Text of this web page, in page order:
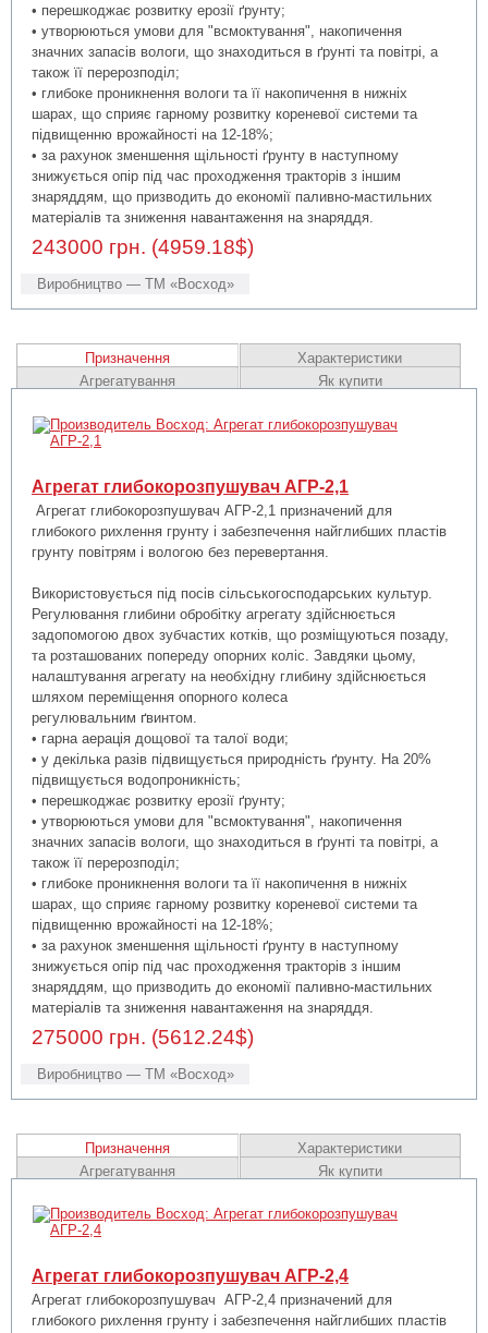
• перешкоджає розвитку ерозії ґрунту;
• утворюються умови для "всмоктування", накопичення
значних запасів вологи, що знаходиться в ґрунті та повітрі, а
також її перерозподіл;
• глибоке проникнення вологи та її накопичення в нижніх
шарах, що сприяє гарному розвитку кореневої системи та
підвищенню врожайності на 12-18%;
• за рахунок зменшення щільності ґрунту в наступному
знижується опір під час проходження тракторів з іншим
знаряддям, що призводить до економії паливно-мастильних
матеріалів та зниження навантаження на знаряддя.
243000 грн. (4959.18$)
Виробництво — ТМ «Восход»
Призначення
Характеристики
Агрегатування
Як купити
Агрегат глибокорозпушувач АГР-2,1
Агрегат глибокорозпушувач АГР-2,1 призначений для
глибокого рихлення грунту і забезпечення найглибших пластів
грунту повітрям і вологою без перевертання.
Використовується під посів сільськогосподарських культур.
Регулювання глибини обробітку агрегату здійснюється
задопомогою двох зубчастих котків, що розміщуються позаду,
та розташованих попереду опорних коліс. Завдяки цьому,
налаштування агрегату на необхідну глибину здійснюється
шляхом переміщення опорного колеса
регулювальним ґвинтом.
• гарна аерація дощової та талої води;
• у декілька разів підвищується природність ґрунту. На 20%
підвищується водопроникність;
• перешкоджає розвитку ерозії ґрунту;
• утворюються умови для "всмоктування", накопичення
значних запасів вологи, що знаходиться в ґрунті та повітрі, а
також її перерозподіл;
• глибоке проникнення вологи та її накопичення в нижніх
шарах, що сприяє гарному розвитку кореневої системи та
підвищенню врожайності на 12-18%;
• за рахунок зменшення щільності ґрунту в наступному
знижується опір під час проходження тракторів з іншим
знаряддям, що призводить до економії паливно-мастильних
матеріалів та зниження навантаження на знаряддя.
275000 грн. (5612.24$)
Виробництво — ТМ «Восход»
Призначення
Характеристики
Агрегатування
Як купити
Агрегат глибокорозпушувач АГР-2,4
Агрегат глибокорозпушувач АГР-2,4 призначений для
глибокого рихлення грунту і забезпечення найглибших пластів